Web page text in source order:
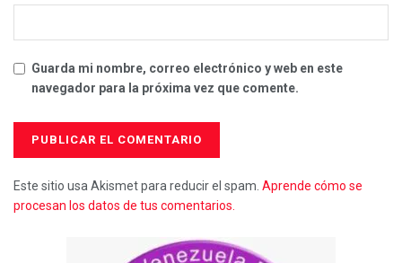
Guarda mi nombre, correo electrónico y web en este
navegador para la próxima vez que comente.
Este sitio usa Akismet para reducir el spam. Aprende cómo se
procesan los datos de tus comentarios.